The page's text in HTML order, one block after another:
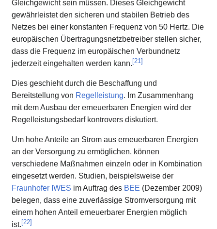
Gleichgewicht sein müssen. Dieses Gleichgewicht
gewährleistet den sicheren und stabilen Betrieb des
Netzes bei einer konstanten Frequenz von 50 Hertz. Die
europäischen Übertragungsnetzbetreiber stellen sicher,
dass die Frequenz im europäischen Verbundnetz
jederzeit eingehalten werden kann.[21]
Dies geschieht durch die Beschaffung und
Bereitstellung von Regelleistung. Im Zusammenhang
mit dem Ausbau der erneuerbaren Energien wird der
Regelleistungsbedarf kontrovers diskutiert.
Um hohe Anteile an Strom aus erneuerbaren Energien
an der Versorgung zu ermöglichen, können
verschiedene Maßnahmen einzeln oder in Kombination
eingesetzt werden. Studien, beispielsweise der
Fraunhofer IWES im Auftrag des BEE (Dezember 2009)
belegen, dass eine zuverlässige Stromversorgung mit
einem hohen Anteil erneuerbarer Energien möglich
ist.[22]